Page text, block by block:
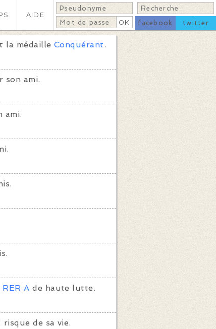
AIDE
facebook
twitter
la médaille Conquérant.
son ami.
ami.
A de haute lutte.
risque de sa vie.